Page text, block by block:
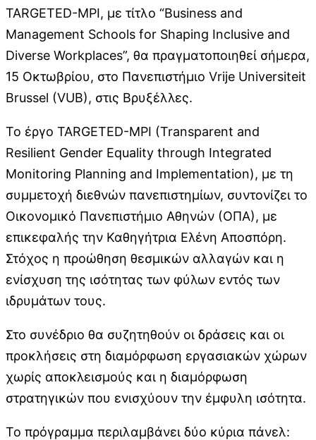
TARGETED-MPI, με τίτλο “Business and
Management Schools for Shaping Inclusive and
Diverse Workplaces”, θα πραγματοποιηθεί σήμερα,
15 Οκτωβρίου, στο Πανεπιστήμιο Vrije Universiteit
Brussel (VUB), στις Βρυξέλλες.
Το έργο TARGETED-MPI (Transparent and
Resilient Gender Equality through Integrated
Monitoring Planning and Implementation), με τη
συμμετοχή διεθνών πανεπιστημίων, συντονίζει το
Οικονομικό Πανεπιστήμιο Αθηνών (ΟΠΑ), με
επικεφαλής την Καθηγήτρια Ελένη Αποσπόρη.
Στόχος η προώθηση θεσμικών αλλαγών και η
ενίσχυση της ισότητας των φύλων εντός των
ιδρυμάτων τους.
Στο συνέδριο θα συζητηθούν οι δράσεις και οι
προκλήσεις στη διαμόρφωση εργασιακών χώρων
χωρίς αποκλεισμούς και η διαμόρφωση
στρατηγικών που ενισχύουν την έμφυλη ισότητα.
Το πρόγραμμα περιλαμβάνει δύο κύρια πάνελ: